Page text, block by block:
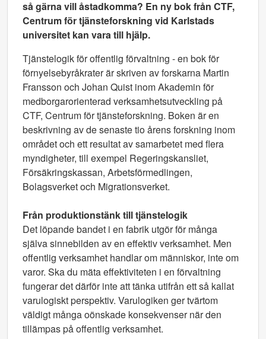
så gärna vill åstadkomma? En ny bok från CTF,
Centrum för tjänsteforskning vid Karlstads
universitet kan vara till hjälp.
Tjänstelogik för offentlig förvaltning - en bok för
förnyelsebyråkrater är skriven av forskarna Martin
Fransson och Johan Quist inom Akademin för
medborgarorienterad verksamhetsutveckling på
CTF, Centrum för tjänsteforskning. Boken är en
beskrivning av de senaste tio årens forskning inom
området och ett resultat av samarbetet med flera
myndigheter, till exempel Regeringskansliet,
Försäkringskassan, Arbetsförmedlingen,
Bolagsverket och Migrationsverket.
Från produktionstänk till tjänstelogik
Det löpande bandet i en fabrik utgör för många
själva sinnebilden av en effektiv verksamhet. Men
offentlig verksamhet handlar om människor, inte om
varor. Ska du mäta effektiviteten i en förvaltning
fungerar det därför inte att tänka utifrån ett så kallat
varulogiskt perspektiv. Varulogiken ger tvärtom
väldigt många oönskade konsekvenser när den
tillämpas på offentlig verksamhet.